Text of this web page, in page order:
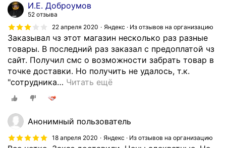
й
н
е
т
и
И.Е. Доброумов
52 отзыва
22 апреля 2020
Яндекс · Из отзывов на организацию
Заказывал чз этот магазин несколько раз разные
товары. В последний раз заказал с предоплатой чз
сайт. Получил смс о возможности забрать товар в
точке доставки. Но получить не удалось, т.к.
"сотрудника… Читать ещё
Анонимный пользователь
18 апреля 2020 Яндекс · Из отзывов на организацию